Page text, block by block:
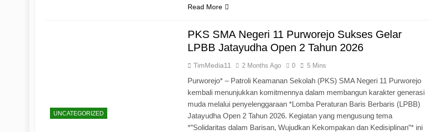
Read More
UNCATEGORIZED
PKS SMA Negeri 11 Purworejo Sukses Gelar
LPBB Jatayudha Open 2 Tahun 2026
TimMedia11 2 Months Ago 0 5 Mins
Purworejo* – Patroli Keamanan Sekolah (PKS) SMA Negeri 11 Purworejo
kembali menunjukkan komitmennya dalam membangun karakter generasi
muda melalui penyelenggaraan *Lomba Peraturan Baris Berbaris (LPBB)
Jatayudha Open 2 Tahun 2026. Kegiatan yang mengusung tema
*”Solidaritas dalam Barisan, Wujudkan Kekompakan dan Kedisiplinan”* ini